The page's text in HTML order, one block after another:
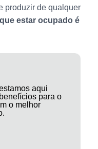
produzir de qualquer
estar ocupado é
aqui
para o
o melhor